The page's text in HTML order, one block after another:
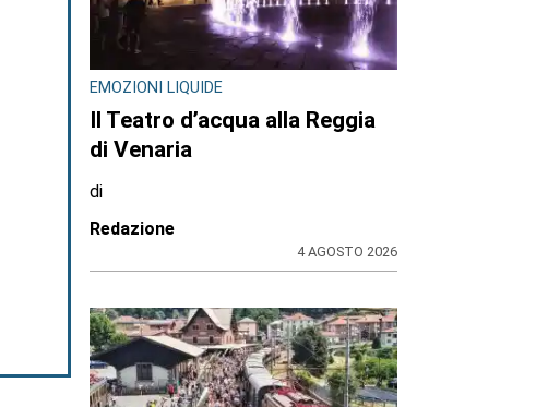
EMOZIONI LIQUIDE
Il Teatro d’acqua alla Reggia
di Venaria
di
Redazione
4 AGOSTO 2026